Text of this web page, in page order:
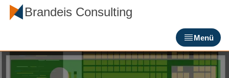
Brandeis Consulting
Menü